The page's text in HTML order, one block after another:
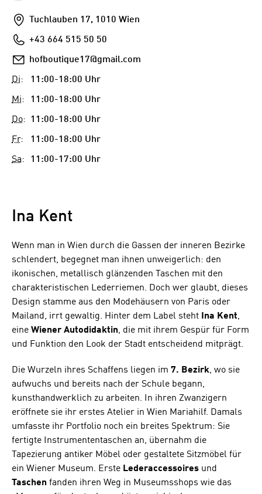
AddresseTuchlauben 17, 1010 Wien
Telefon+43 664 515 50 50
E-
hofboutique17@gmail.com
Di: 11:00-18:00 Uhr
Mi: 11:00-18:00 Uhr
Do: 11:00-18:00 Uhr
Fr: 11:00-18:00 Uhr
Sa: 11:00-17:00 Uhr
Ina Kent
Wenn man in Wien durch die Gassen der inneren Bezirke
schlendert, begegnet man ihnen unweigerlich: den
ikonischen, metallisch glänzenden Taschen mit den
charakteristischen Lederriemen. Doch wer glaubt, dieses
Design stamme aus den Modehäusern von Paris oder
Mailand, irrt gewaltig. Hinter dem Label steht Ina Kent,
eine Wiener Autodidaktin, die mit ihrem Gespür für Form
und Funktion den Look der Stadt entscheidend mitprägt.
Die Wurzeln ihres Schaffens liegen im 7. Bezirk, wo sie
aufwuchs und bereits nach der Schule begann,
kunsthandwerklich zu arbeiten. In ihren Zwanzigern
eröffnete sie ihr erstes Atelier in Wien Mariahilf. Damals
umfasste ihr Portfolio noch ein breites Spektrum: Sie
fertigte Instrumententaschen an, übernahm die
Tapezierung antiker Möbel oder gestaltete Sitzmöbel für
ein Wiener Museum. Erste Lederaccessoires und
Taschen fanden ihren Weg in Museumsshops wie das